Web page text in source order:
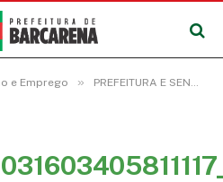
e Emprego » PREFEITURA E SENAI INICIAM CURSO DE SOLDADOR PARA QUALIFICAÇÃO PROFISSIONAL EM BARCARENA